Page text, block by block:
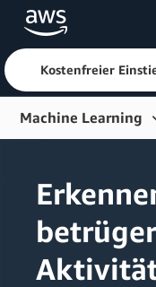
Überspringen zum
Kostenfreier
Machine Learning
Anwendungsfälle
KI-Services
ML-Services